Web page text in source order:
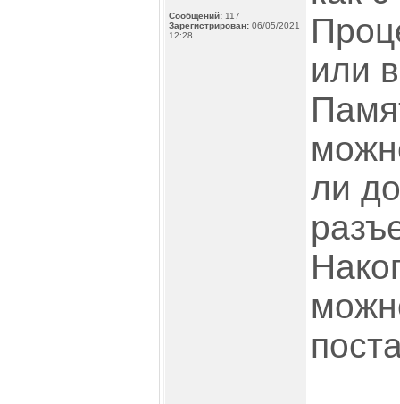
Сообщений: 117
Зарегистрирован: 06/05/2021
12:28
или
ли